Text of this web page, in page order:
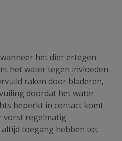
het dier ertegen
het water tegen invloeden
raken door bladeren,
doordat het water
beperkt in contact komt
vorst regelmatig
toegang hebben tot